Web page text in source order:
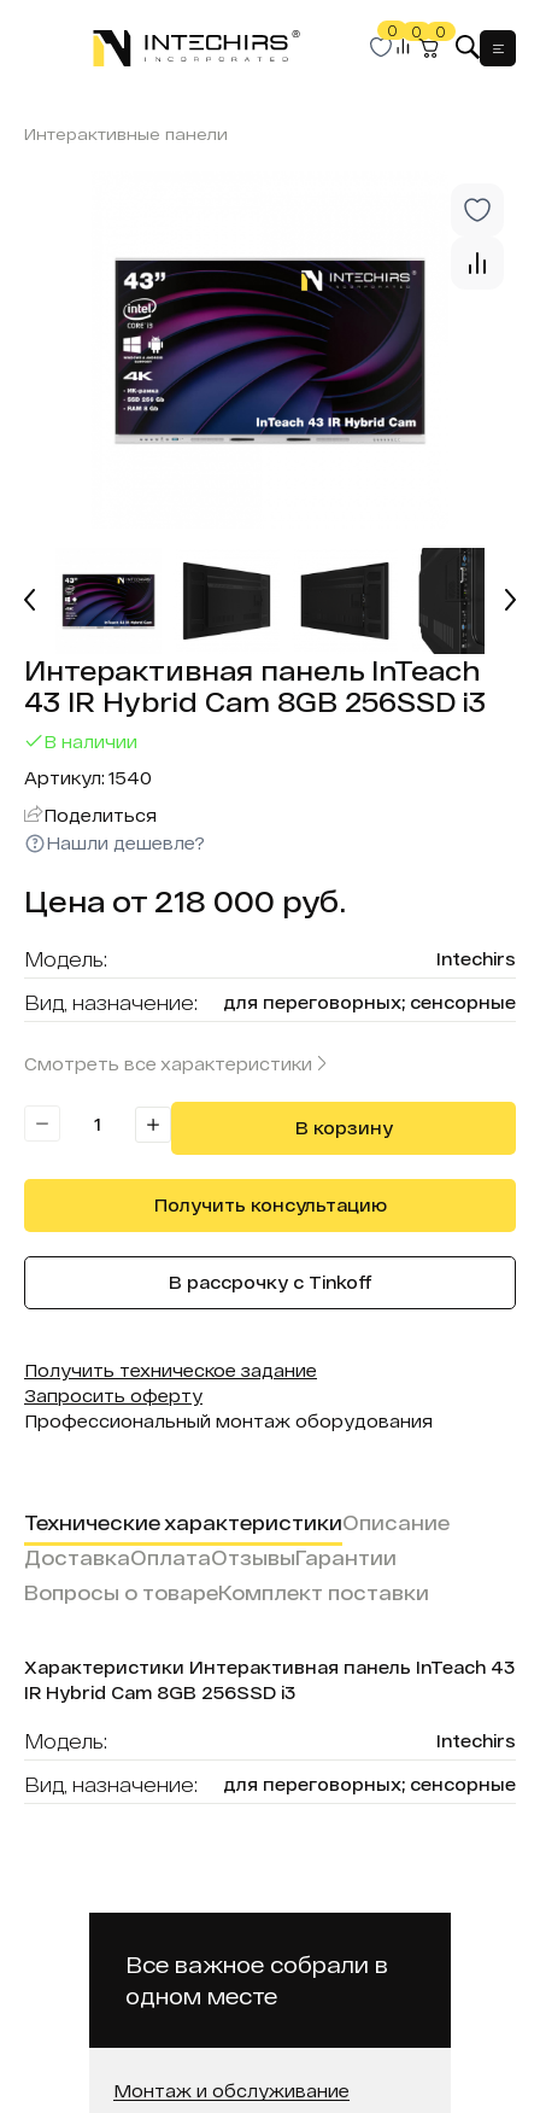
0 0 0
Интерактивные панели
Интерактивная панель InTeach
43 IR Hybrid Cam 8GB 256SSD i3
В наличии
Артикул: 1540
Поделиться
Нашли дешевле?
Цена от 218 000 руб.
Модель: Intechirs
Вид, назначение: для переговорных; сенсорные
Смотреть все характеристики
В корзину
Получить консультацию
В рассрочку с Tinkoff
Получить техническое задание
Запросить оферту
Профессиональный монтаж оборудования
Технические характеристикиОписание
ДоставкаОплатаОтзывыГарантии
Вопросы о товареКомплект поставки
Характеристики Интерактивная панель InTeach 43
IR Hybrid Cam 8GB 256SSD i3
Модель: Intechirs
Вид, назначение: для переговорных; сенсорные
Тип сенсора: ИК-рамка
Операционная система: Windows + Android
Оперативная память:
Бренд: Intechirs
Встроенная память (SSD):
Все важное собрали в
одном месте
Монтаж и обслуживание